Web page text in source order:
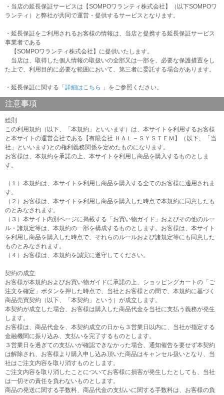
・当店の延長保証サービスは【SOMPOワランティ株式会社】（以下SOMPOワ
ランティ）と弊社が共同で運営・提供するサービスとなります。
・延長保証をご利用されるお客様の情報は、当店と提携する延長保証サービス
事業者である
【SOMPOワランティ株式会社】に提供いたします。
当店は、取得した個人情報の取扱いの全部又は一部を、必要な保護措置をし
た上で、利用目的に必要な範囲において、第三者に委託する場合があります。
・延長保証に関する「 詳細はこちら 」をご参照ください。
注意事項
総則
この利用規約（以下、「本規約」といいます）は、本サイトを利用するお客様
と本サイトの運営会社である【有限会社 ＨＡＬ－ＳＹＳＴＥＭ】（以下、「当
社」といいます)との権利義務関係を定めたものになります。
お客様は、本規約を承諾の上、本サイトを利用し商品を購入するものとしま
す。
（１）本規約は、本サイトを利用し商品を購入する全てのお客様に適用されま
す。
（２）お客様は、本サイトを利用し商品を購入した時点で本規約に同意したも
のとみなされます。
（３）本サイト内別ページに掲載する「お買い物ガイド」およびその他のルー
ル・諸規定等は、本規約の一部を構成するものとします。お客様は、本サイト
を利用し商品を購入した時点で、それらのルールおよび諸規定等にも同意した
ものとみなされます。
（４）お客様は、本規約を誠実に遵守してください。
契約の成立
お客様が本規約およびお買い物ガイドに承諾の上、ショッピングカートの「ご
注文を確定」ボタンを押した時点で、当社とお客様との間で、本規約に基づく
商品売買契約（以下、「本契約」という）が成立します。
本契約が成立した場合、お客様は購入した商品代金を当社に支払う義務が発生
します。
お客様は、商品代金を、本契約成立の日から３営業日以内に、当社が指定する
金融機関に振り込み、支払いを完了するものとします。
３営業日を過ぎての支払いが確認できなかった場合、通知催告を要せず本契約
は解除され、お客様より購入申し込み頂いた商品はキャンセル扱いとなり、当
社はご注文内容を取り消すものとします。
ご注文内容を取り消したことについてお客様に損害が発生したとしても、当社
は一切その責任を負わないものとします。
商品の発送に関する手数料、商品代金の支払いに関する手数料は、お客様の負